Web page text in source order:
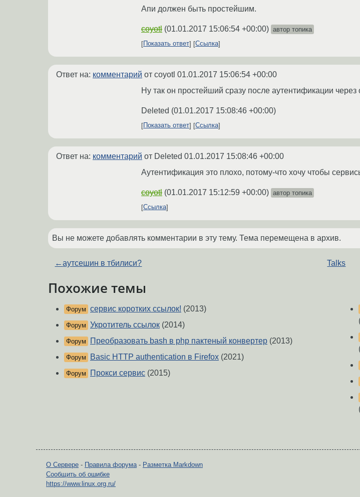
Апи должен быть простейшим.
coyotl (01.01.2017 15:06:54 +00:00) автор топика
Показать ответ
Ссылка
Ответ на: комментарий от coyotl 01.01.2017 15:06:54 +00:00
Ну так он простейший сразу после аутентификации через
Deleted (01.01.2017 15:08:46 +00:00)
Показать ответ Ссылка
Ответ на: комментарий от Deleted 01.01.2017 15:08:46 +00:00
Аутентификация это плохо, потому-что хочу чтобы
coyotl (01.01.2017 15:12:59 +00:00) автор топика
Ссылка
Вы не можете добавлять комментарии в эту тему. Тема перемещена в архив.
←аутсешин в тбилиси? Talks
Похожие темы
Форум сервис коротких ссылок! (2013)
Форум Укротитель ссылок (2014)
Форум Преобразовать bash в php пактеный конвертер (2013)
Форум Basic HTTP authentication в Firefox (2021)
Форум Прокси сервис (2015)
О Сервере - Правила форума- Разметка Markdown
Сообщить об ошибке
https://www.linux.org.ru/